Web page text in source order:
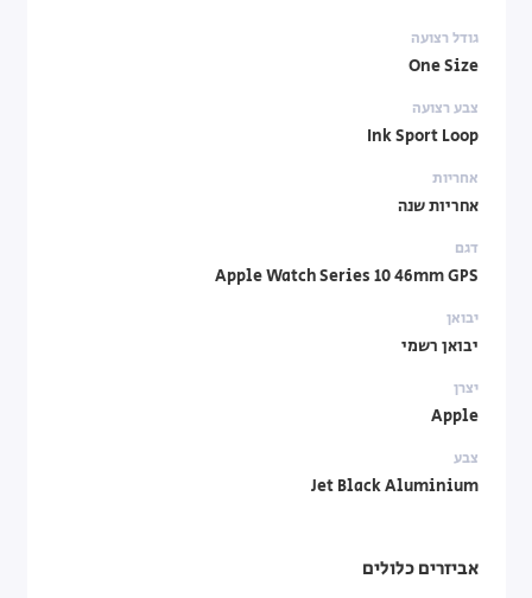
גודל רצועה
One Size
צבע רצועה
Ink Sport Loop
אחריות
אחריות שנה
דגם
Apple Watch Series 10 46mm GPS
יבואן
יבואן רשמי
יצרן
Apple
צבע
Jet Black Aluminium
אביזרים כלולים